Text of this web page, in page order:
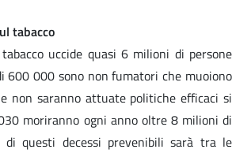
tabacco
uccide quasi 6 milioni di persone
600 000 sono non fumatori che muoiono
non saranno attuate politiche efficaci si
moriranno ogni anno oltre 8 milioni di
di questi decessi prevenibili sarà tra le